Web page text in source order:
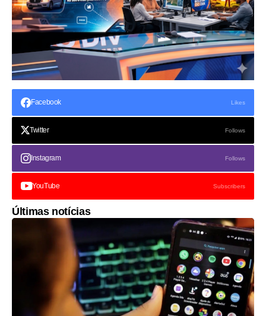
Facebook Likes
Twitter Follows
Instagram Follows
YouTube Subscribers
Últimas notícias